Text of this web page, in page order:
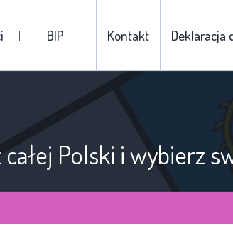
BIP Kontakt Deklaracja
Polski i wybierz